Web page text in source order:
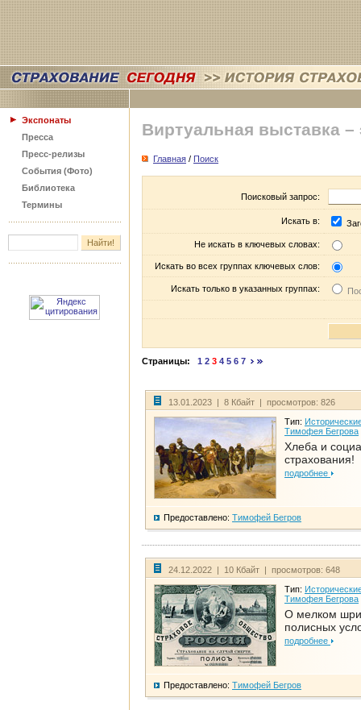
Экспонаты
Пресса
Пресс-релизы
События (Фото)
Библиотека
Термины
Виртуальная выставка –
Главная / Поиск
Поисковый запрос:
Искать в:
Не искать в ключевых словах:
Искать во всех группах ключевых слов:
Искать только в указанных группах:
Страницы: 1 2 3 4 5 6 7
13.01.2023 | 8 Кбайт | просмотров: 826
Тип:
Тимофея Бегрова
Хлеба и
страхования!
подробнее
Предоставлено: Тимофей Бегров
24.12.2022 | 10 Кбайт | просмотров: 648
Тип:
Тимофея Бегрова
О мелком
полисных
подробнее
Предоставлено: Тимофей Бегров